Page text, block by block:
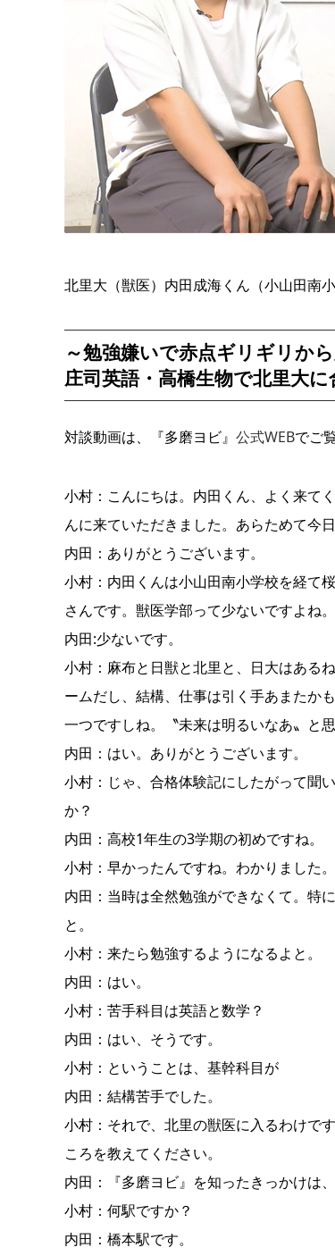
北里大（獣医）内田成海くん（小山田南
～勉強嫌いで赤点ギリギリか
庄司英語・高橋生物で北里大に
対談動画は、『多磨ヨビ』 公式WEBでご
小村：こんにちは。内田くん、よく来て
んに来ていただきました。あらためて今
内田：ありがとうございます。
小村：内田くんは小山田南小学校を経て
さんです。獣医学部って少ないですよね。
内田:少ないです。
小村：麻布と日獣と北里と、日大はある
ームだし、結構、仕事は引く手あまた
一つですしね。〝未来は明るいなあ〟と思
内田：はい。ありがとうございます。
小村：じゃ、合格体験記にしたがって聞
か？
内田：高校1年生の3学期の初めですね。
小村：早かったんですね。わかりました
内田：当時は全然勉強ができなくて。特
と。
小村：来たら勉強するようになるよと。
内田：はい。
小村：苦手科目は英語と数学？
内田：はい、そうです。
小村：ということは、基幹科目が
内田：結構苦手でした。
小村：それで、北里の獣医に入るわけで
ころを教えてください。
内田：『多磨ヨビ』を知ったきっかけは
小村：何駅ですか？
内田：橋本駅です。